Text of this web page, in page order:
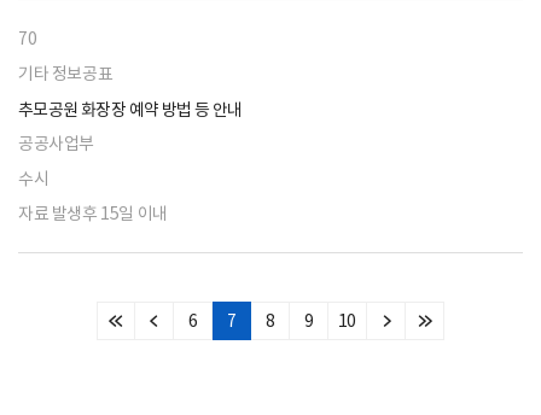
70
기타 정보공표
추모공원 화장장 예약 방법 등 안내
공공사업부
수시
자료 발생후 15일 이내
처
이
6 7 8 9 10
다
마